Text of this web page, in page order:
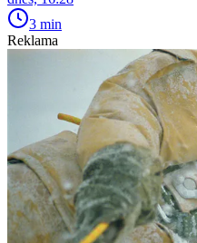
3 min
Reklama